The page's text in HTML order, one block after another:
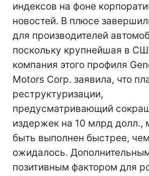
индексов на фоне
новостей. В плюсе
для производителей
поскольку крупнейшая в
компания этого профиля
Motors Corp. заявила, что
реструктуризации,
предусматривающий
издержек на 10 млрд долл.,
быть выполнен быстрее, чем
ожидалось.
позитивным фактором для